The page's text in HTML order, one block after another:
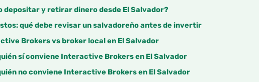
depositar y retirar dinero desde El Salvador?
qué debe revisar un salvadoreño antes de invertir
Brokers vs broker local en El Salvador
sí conviene Interactive Brokers en El Salvador
no conviene Interactive Brokers en El Salvador